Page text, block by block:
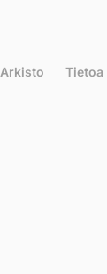
Arkisto Tietoa